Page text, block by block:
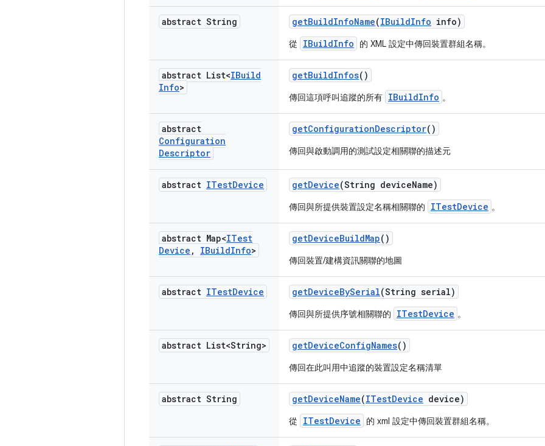
abstract String getBuildInfoName(IBuildInfo info)
從 IBuildInfo 的 XML 設定中傳回裝置群組名稱。
abstract List<IBuild
Info>
getBuildInfos()
傳回這項呼叫追蹤的所有 IBuildInfo 。
abstract
Configuration
Descriptor
getConfigurationDescriptor()
傳回與啟動調用的測試設定相關聯的描述元
abstract ITestDevice getDevice(String deviceName)
傳回與所提供裝置設定名稱相關聯的 ITestDevice 。
abstract Map<ITest
Device , IBuildInfo>
getDeviceBuildMap()
傳回裝置/建構資訊關聯的地圖
abstract ITestDevice getDeviceBySerial(String serial)
傳回與所提供序號相關聯的 ITestDevice 。
abstract List<String> getDeviceConfigNames()
傳回在此叫用中追蹤的裝置設定名稱清單
abstract String getDeviceName(ITestDevice device)
從 ITestDevice 的 xml 設定中傳回裝置群組名稱。